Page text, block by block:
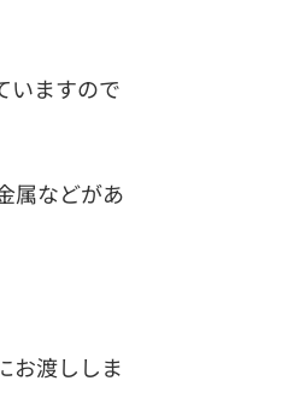
いますので
属などがあ
お渡ししま